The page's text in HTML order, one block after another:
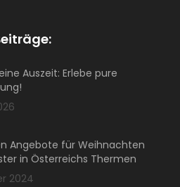
Auszeit: Erlebe pure
Angebote für Weihnachten
in Österreichs Thermen
2024